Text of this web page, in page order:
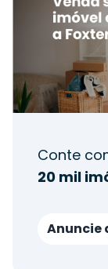
Conte
20 mil
Anuncie